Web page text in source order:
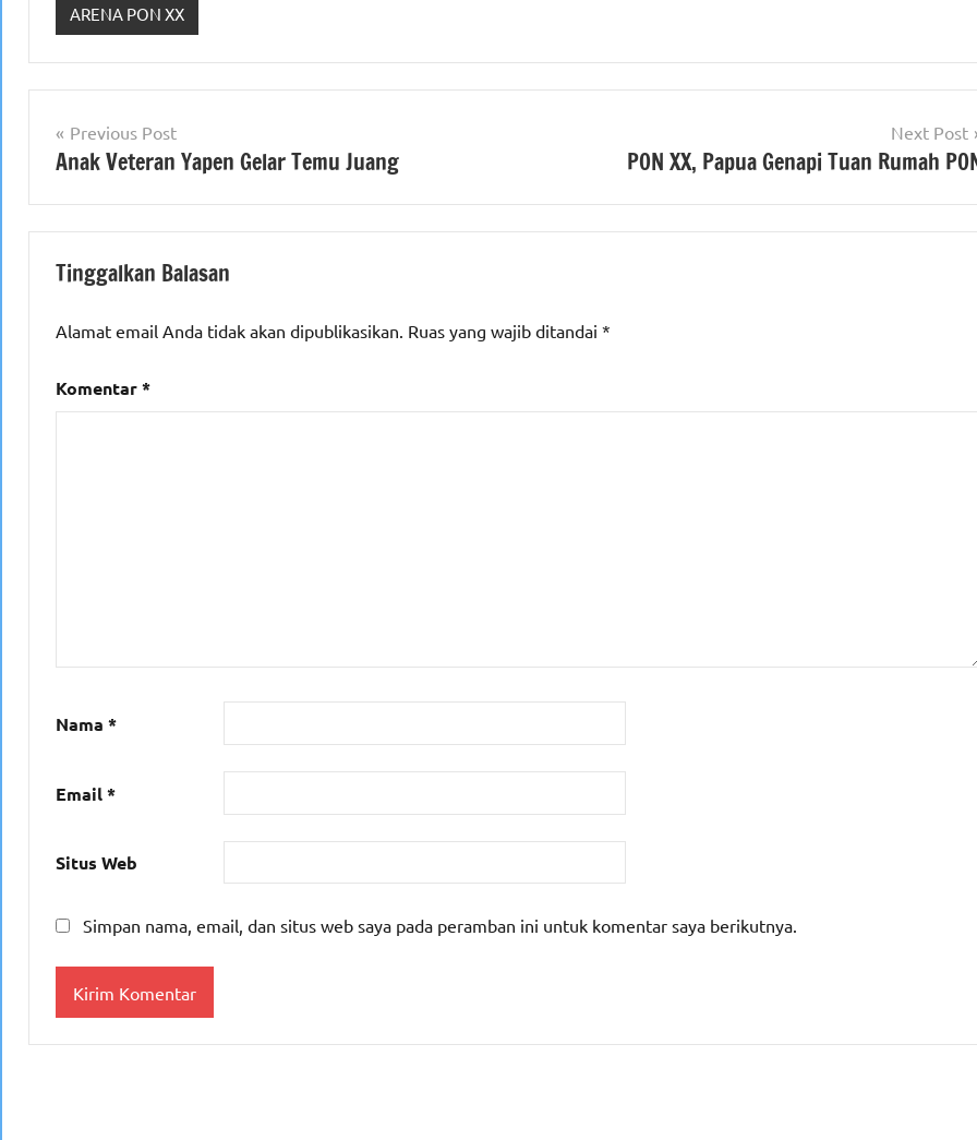
ARENA PON XX
Navigasi
pos
Previous Post
Anak Veteran Yapen Gelar Temu Juang
Next Post
PON XX, Papua Genapi Tuan Rumah
Tinggalkan Balasan
Alamat email Anda tidak akan dipublikasikan. Ruas yang wajib ditandai *
Komentar*
Nama *
Email*
Situs Web
Simpan nama, email, dan situs web saya pada peramban ini untuk komentar saya berikutnya.